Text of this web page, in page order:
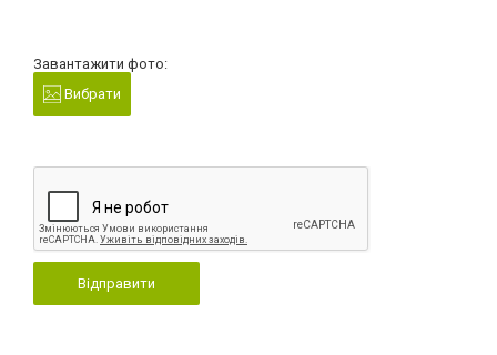
Завантажити фото:
Вибрати
Відправити